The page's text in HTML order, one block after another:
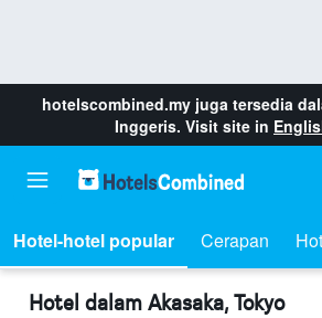
hotelscombined.my juga tersedia
Inggeris. Visit site in
Hotel-hotel popular Cerapan
Hotel dalam Akasaka, Tokyo